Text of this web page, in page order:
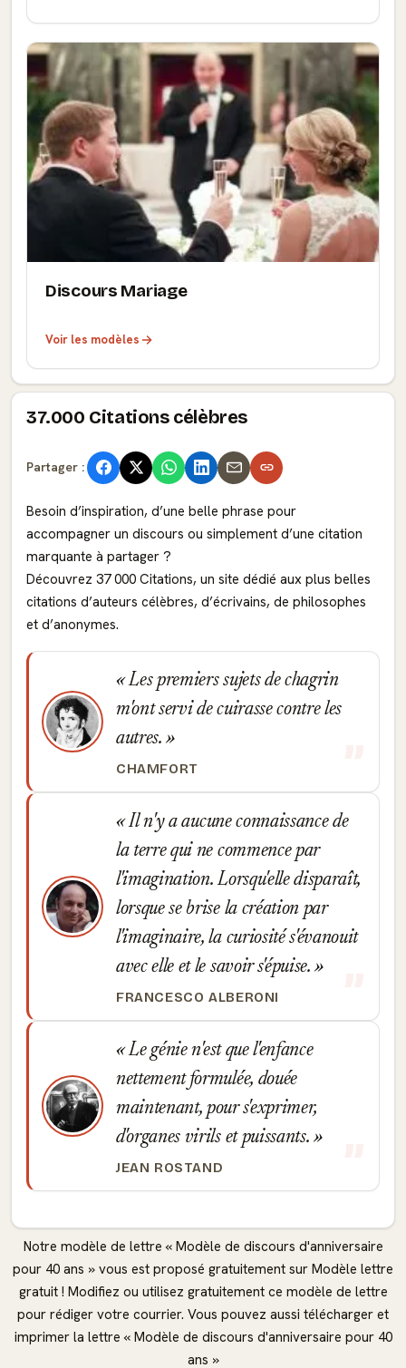
Discours Mariage
Voir les modèles
37.000 Citations célèbres
Partager :
Besoin d’inspiration, d’une belle phrase pour
accompagner un discours ou simplement d’une citation
marquante à partager ?
Découvrez 37 000 Citations, un site dédié aux plus belles
citations d’auteurs célèbres, d’écrivains, de philosophes
et d’anonymes.
Les premiers sujets de chagrin
m'ont servi de cuirasse contre les
autres.
CHAMFORT
Il n'y a aucune connaissance de
la terre qui ne commence par
l'imagination. Lorsqu'elle disparaît,
lorsque se brise la création par
l'imaginaire, la curiosité s'évanouit
avec elle et le savoir s'épuise.
FRANCESCO ALBERONI
Le génie n'est que l'enfance
nettement formulée, douée
maintenant, pour s'exprimer,
d'organes virils et puissants.
JEAN ROSTAND
Notre modèle de lettre « Modèle de discours d'anniversaire
pour 40 ans » vous est proposé gratuitement sur Modèle lettre
gratuit ! Modifiez ou utilisez gratuitement ce modèle de lettre
pour rédiger votre courrier. Vous pouvez aussi télécharger et
imprimer la lettre « Modèle de discours d'anniversaire pour 40
ans »